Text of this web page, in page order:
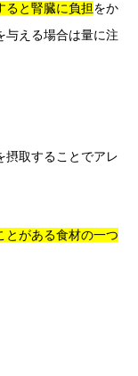
ると腎臓に負担をか
与える場合は量に注
摂取することでアレ
とがある食材の一つ